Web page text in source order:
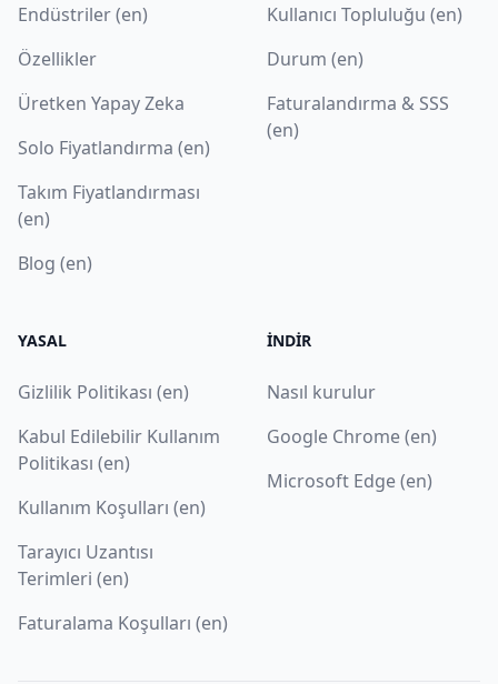
Endüstriler (en)
Özellikler
Üretken Yapay Zeka
Solo Fiyatlandırma (en)
Takım Fiyatlandırması
(en)
Blog (en)
Kullanıcı Topluluğu (en)
Durum (en)
Faturalandırma & SSS
(en)
YASAL
Gizlilik Politikası (en)
Kabul Edilebilir Kullanım
Politikası (en)
Kullanım Koşulları (en)
Tarayıcı Uzantısı
Terimleri (en)
Faturalama Koşulları (en)
İNDIR
Nasıl kurulur
Google Chrome (en)
Microsoft Edge (en)